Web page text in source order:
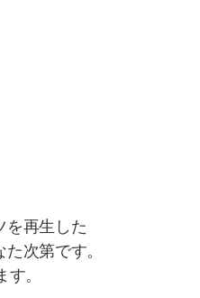
を再生した
次第です。
。